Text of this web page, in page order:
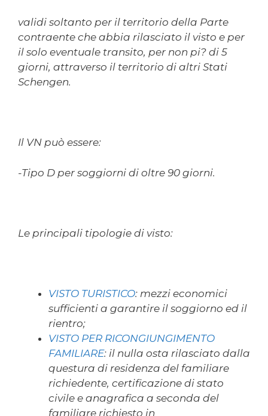
validi soltanto per il territorio della Parte
contraente che abbia rilasciato il visto e per
il solo eventuale transito, per non pi? di 5
giorni, attraverso il territorio di altri Stati
Schengen.
Il VN può essere:
-Tipo D per soggiorni di oltre 90 giorni.
Le principali tipologie di visto:
VISTO TURISTICO: mezzi economici
sufficienti a garantire il soggiorno ed il
rientro;
VISTO PER RICONGIUNGIMENTO
FAMILIARE: il nulla osta rilasciato dalla
questura di residenza del familiare
richiedente, certificazione di stato
civile e anagrafica a seconda del
familiare richiesto in